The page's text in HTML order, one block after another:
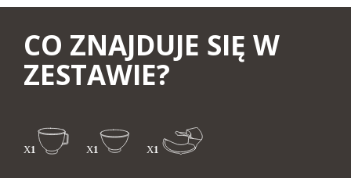
CO ZNAJDUJE SIĘ W
ZESTAWIE?